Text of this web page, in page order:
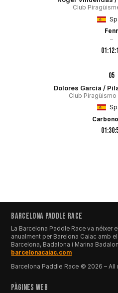
Club
–
05
Dolores Garcia /
Club Piragüismo
BARCELONA PADDLE RACE
La Barcelona Paddle Race va néixer
anualment per Barelona Caiac amb
Barcelona, ​​Badalona i Marina
barcelonacaiac.com
Barcelona Paddle Race © 2026 –
pàgines Web